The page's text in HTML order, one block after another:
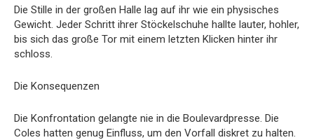
Die Stille in der großen Halle lag auf ihr wie ein physisches
Gewicht. Jeder Schritt ihrer Stöckelschuhe hallte lauter, hohler,
bis sich das große Tor mit einem letzten Klicken hinter ihr
schloss.
Die Konsequenzen
Die Konfrontation gelangte nie in die Boulevardpresse. Die
Coles hatten genug Einfluss, um den Vorfall diskret zu halten.